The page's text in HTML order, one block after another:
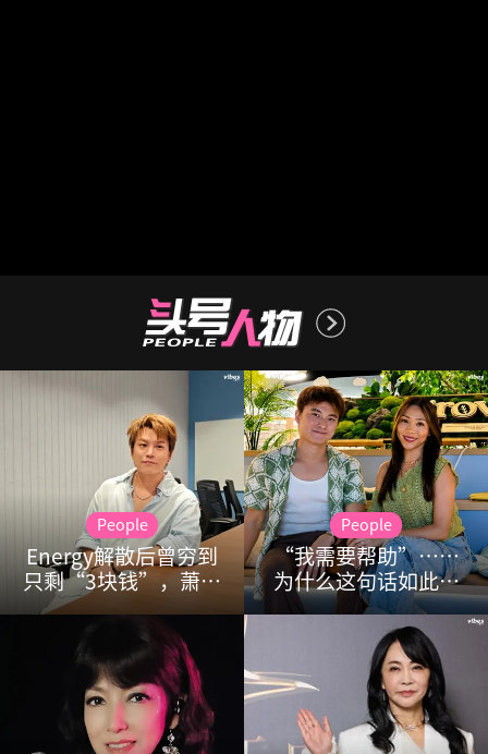
Energy解散后曾穷到
只剩“3块钱”，萧景
鸿需靠家人救济维持
生活
People
“我需要帮助”……
为什么这句话如此难
以启齿？
People